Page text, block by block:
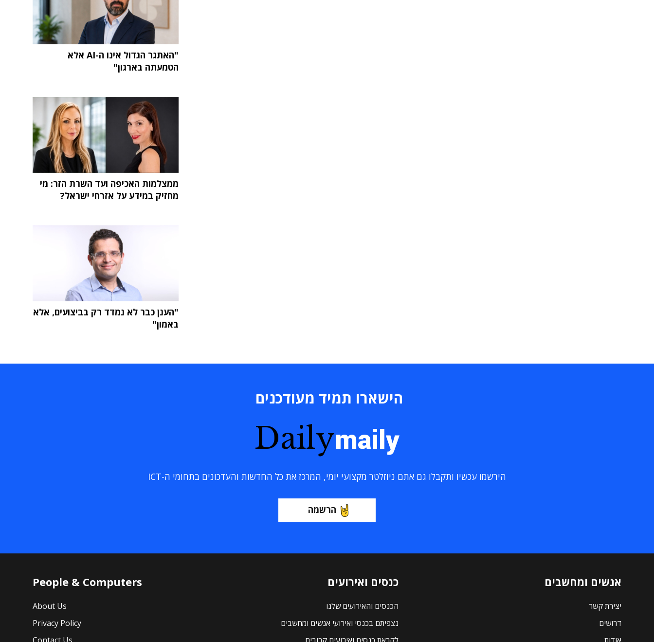
"האתגר הגדול אינו ה-AI אלא
הטמעתה בארגון"
ממצלמות האכיפה ועד השרת הזר: מי
מחזיק במידע על אזרחי ישראל?
"הענן כבר לא נמדד רק בביצועים, אלא
באמון"
הישארו תמיד מעודכנים
Dailymaily
הירשמו עכשיו ותקבלו גם אתם ניוזלטר מקצועי יומי, המרכז את כל החדשות והעדכונים בתחומי ה-ICT
הרשמה
אנשים ומחשבים
יצירת קשר
דרושים
כנסים ואירועים
הכנסים והאירועים שלנו
נצפיתם בכנסי ואירועי אנשים ומחשבים
People & Computers
About Us
Privacy Policy